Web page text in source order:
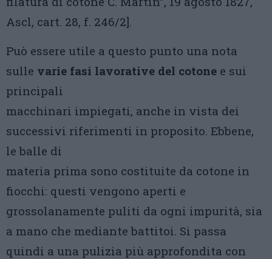
Ascl, cart. 28, f. 246/2].
Può essere utile a questo punto una nota
sulle varie fasi lavorative del cotone e sui
principali
macchinari impiegati, anche in vista dei
successivi riferimenti in proposito. Ebbene,
le balle di
materia prima sono costituite da cotone in
fiocchi: questi vengono aperti e
grossolanamente puliti da ogni impurità, sia
a mano che mediante battitoi. Si passa
quindi a una pulizia più approfondita con